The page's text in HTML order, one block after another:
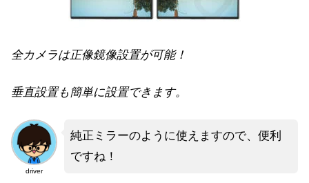
全カメラは正像鏡像設置が可能！
垂直設置も簡単に設置できます。
driver
純正ミラーのように使えますので、便利
ですね！